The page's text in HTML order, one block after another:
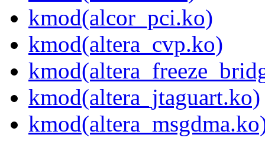
kmod(alcor_pci.ko)
kmod(altera_cvp.ko)
kmod(altera_jtaguart.ko)